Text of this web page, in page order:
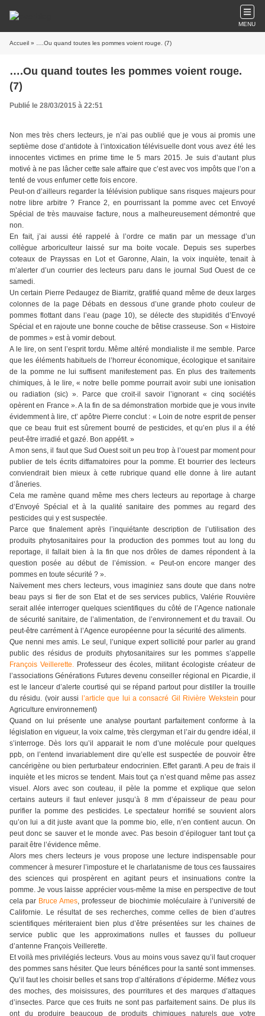
MENU
Accueil » ….Ou quand toutes les pommes voient rouge. (7)
….Ou quand toutes les pommes voient rouge.
(7)
Publié le 28/03/2015 à 22:51
Non mes très chers lecteurs, je n’ai pas oublié que je vous ai promis une
septième dose d’antidote à l’intoxication télévisuelle dont vous avez été les
innocentes victimes en prime time le 5 mars 2015. Je suis d’autant plus
motivé à ne pas lâcher cette sale affaire que c’est avec vos impôts que l’on a
tenté de vous enfumer cette fois encore.
Peut-on d’ailleurs regarder la télévision publique sans risques majeurs pour
notre libre arbitre ? France 2, en pourrissant la pomme avec cet Envoyé
Spécial de très mauvaise facture, nous a malheureusement démontré que
non.
En fait, j’ai aussi été rappelé à l’ordre ce matin par un message d’un
collègue arboriculteur laissé sur ma boite vocale. Depuis ses superbes
coteaux de Prayssas en Lot et Garonne, Alain, la voix inquiète, tenait à
m’alerter d’un courrier des lecteurs paru dans le journal Sud Ouest de ce
samedi.
Un certain Pierre Pedaugez de Biarritz, gratifié quand même de deux larges
colonnes de la page Débats en dessous d’une grande photo couleur de
pommes flottant dans l’eau (page 10), se délecte des stupidités d’Envoyé
Spécial et en rajoute une bonne couche de bêtise crasseuse. Son « Histoire
de pommes » est à vomir debout.
A le lire, on sent l’esprit tordu. Même altéré mondialiste il me semble. Parce
que les éléments habituels de l’horreur économique, écologique et sanitaire
de la pomme ne lui suffisent manifestement pas. En plus des traitements
chimiques, à le lire, « notre belle pomme pourrait avoir subi une ionisation
ou radiation (sic) ». Parce que croit-il savoir l’ignorant « cinq sociétés
opèrent en France ». A la fin de sa démonstration morbide que je vous invite
évidemment à lire, ct’ apôtre Pierre conclut : « Loin de notre esprit de penser
que ce beau fruit est sûrement bourré de pesticides, et qu’en plus il a été
peut-être irradié et gazé. Bon appétit. »
A mon sens, il faut que Sud Ouest soit un peu trop à l’ouest par moment pour
publier de tels écrits diffamatoires pour la pomme. Et bourrier des lecteurs
conviendrait bien mieux à cette rubrique quand elle donne à lire autant
d’âneries.
Cela me ramène quand même mes chers lecteurs au reportage à charge
d’Envoyé Spécial et à la qualité sanitaire des pommes au regard des
pesticides qui y est suspectée.
Parce que finalement après l’inquiétante description de l’utilisation des
produits phytosanitaires pour la production des pommes tout au long du
reportage, il fallait bien à la fin que nos drôles de dames répondent à la
question posée au début de l’émission. « Peut-on encore manger des
pommes en toute sécurité ? ».
Naïvement mes chers lecteurs, vous imaginiez sans doute que dans notre
beau pays si fier de son Etat et de ses services publics, Valérie Rouvière
serait allée interroger quelques scientifiques du côté de l’Agence nationale
de sécurité sanitaire, de l’alimentation, de l’environnement et du travail. Ou
peut-être carrément à l’Agence européenne pour la sécurité des aliments.
Que nenni mes amis. Le seul, l’unique expert sollicité pour parler au grand
public des résidus de produits phytosanitaires sur les pommes s’appelle
François Veillerette. Professeur des écoles, militant écologiste créateur de
l’associations Générations Futures devenu conseiller régional en Picardie, il
est le lanceur d’alerte courtisé qui se répand partout pour distiller la trouille
du résidu. (voir aussi l’article que lui a consacré Gil Rivière Wekstein pour
Agriculture environnement)
Quand on lui présente une analyse pourtant parfaitement conforme à la
législation en vigueur, la voix calme, très clergyman et l’air du gendre idéal, il
s’interroge. Dès lors qu’il apparait le nom d’une molécule pour quelques
ppb, on l’entend invariablement dire qu’elle est suspectée de pouvoir être
cancérigène ou bien perturbateur endocrinien. Effet garanti. A peu de frais il
inquiète et les micros se tendent. Mais tout ça n’est quand même pas assez
visuel. Alors avec son couteau, il pèle la pomme et explique que selon
certains auteurs il faut enlever jusqu’à 8 mm d’épaisseur de peau pour
purifier la pomme des pesticides. Le spectateur horrifié se souvient alors
qu’on lui a dit juste avant que la pomme bio, elle, n’en contient aucun. On
peut donc se sauver et le monde avec. Pas besoin d’épiloguer tant tout ça
parait être l’évidence même.
Alors mes chers lecteurs je vous propose une lecture indispensable pour
commencer à mesurer l’imposture et le charlatanisme de tous ces faussaires
des sciences qui prospèrent en agitant peurs et insinuations contre la
pomme. Je vous laisse apprécier vous-même la mise en perspective de tout
cela par Bruce Ames, professeur de biochimie moléculaire à l’université de
Californie. Le résultat de ses recherches, comme celles de bien d’autres
scientifiques mériteraient bien plus d’être présentées sur les chaines de
service public que les approximations nulles et fausses du pollueur
d’antenne François Veillerette.
Et voilà mes privilégiés lecteurs. Vous au moins vous savez qu’il faut croquer
des pommes sans hésiter. Que leurs bénéfices pour la santé sont immenses.
Qu’il faut les choisir belles et sans trop d’altérations d’épiderme. Méfiez vous
des moches, des moisissures, des pourritures et des marques d’attaques
d’insectes. Parce que ces fruits ne sont pas parfaitement sains. De plus ils
ont du produire beaucoup de produits chimiques naturels que votre